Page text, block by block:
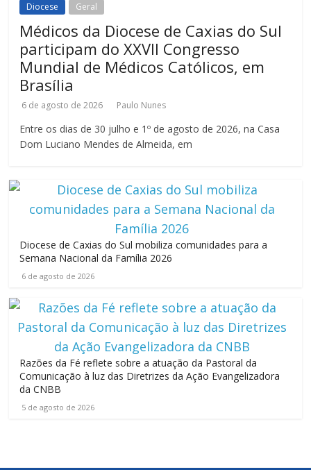
Diocese Geral
Médicos da Diocese de Caxias do Sul
participam do XXVII Congresso
Mundial de Médicos Católicos, em
Brasília
6 de agosto de 2026 Paulo Nunes
Entre os dias de 30 julho e 1º de agosto de 2026, na Casa
Dom Luciano Mendes de Almeida, em
Diocese de Caxias do Sul mobiliza comunidades para a
Semana Nacional da Família 2026
6 de agosto de 2026
Razões da Fé reflete sobre a atuação da Pastoral da
Comunicação à luz das Diretrizes da Ação Evangelizadora
da CNBB
5 de agosto de 2026